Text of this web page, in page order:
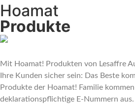
Hoamat
Produkte
Mit Hoamat! Produkten von Lesaffre
Ihre Kunden sicher sein: Das Beste
Produkte der Hoamat! Familie
deklarationspflichtige E-Nummern aus.